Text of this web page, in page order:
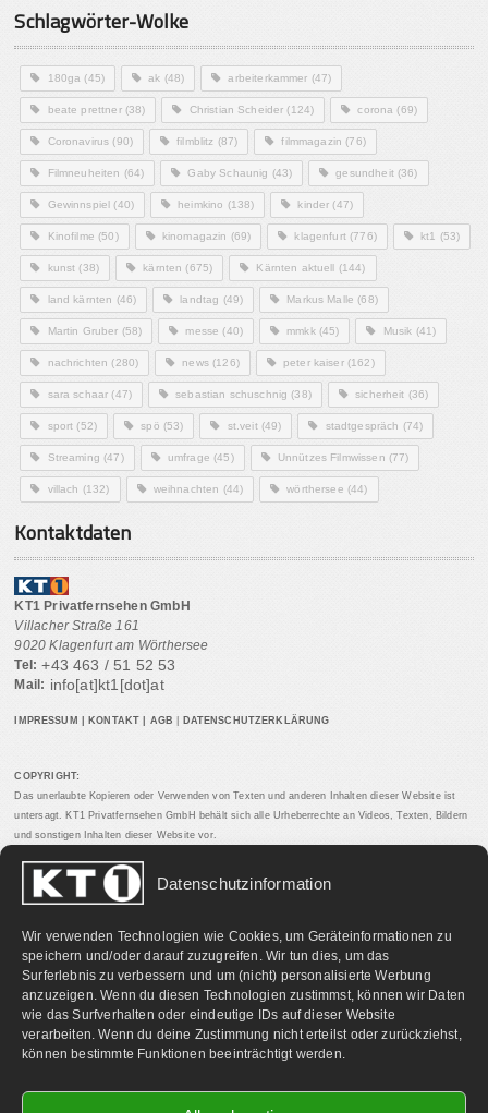
Datenschutzinformation
Wir verwenden Technologien wie Cookies, um Geräteinformationen zu
speichern und/oder darauf zuzugreifen. Wir tun dies, um das
Surferlebnis zu verbessern und um (nicht) personalisierte Werbung
anzuzeigen. Wenn du diesen Technologien zustimmst, können wir Daten
wie das Surfverhalten oder eindeutige IDs auf dieser Website
verarbeiten. Wenn du deine Zustimmung nicht erteilst oder zurückziehst,
können bestimmte Funktionen beeinträchtigt werden.
Schlagwörter-Wolke
180ga (45) ak (48) arbeiterkammer (47)
beate prettner(38) Christian Scheider (124) corona (69)
Coronavirus (90) filmblitz (87) filmmagazin (76)
Filmneuheiten (64) Gaby Schaunig (43) gesundheit(36)
Gewinnspiel (40) heimkino (138) kinder (47)
Kinofilme (50) kinomagazin (69) klagenfurt(776) kt1 (53)
kunst (38) kärnten (675) Kärnten aktuell (144)
land kärnten (46) landtag (49) Markus Malle (68)
Martin Gruber (58) messe (40) mmkk(45) Musik (41)
nachrichten (280) news(126) peter kaiser(162)
sara schaar (47) sebastian schuschnig (38) sicherheit (36)
sport (52) spö (53) st.veit(49) stadtgespräch (74)
Streaming (47) umfrage (45) Unnützes Filmwissen (77)
villach (132) weihnachten (44) wörthersee (44)
Kontaktdaten
KT1 Privatfernsehen GmbH
Villacher Straße 161
9020 Klagenfurt am Wörthersee
Tel: +43 463 / 51 52 53
Mail: info[at]kt1[dot]at
IMPRESSUM KONTAKT AGB DATENSCHUTZERKLÄRUNG
COPYRIGHT:
Das unerlaubte Kopieren oder Verwenden von Texten und anderen Inhalten dieser Website ist
untersagt. KT1 Privatfernsehen GmbH behält sich alle Urheberrechte an Videos, Texten, Bildern
und sonstigen Inhalten dieser Website vor.
PARTNERLINKS: